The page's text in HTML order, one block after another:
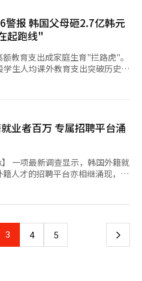
鲜将积极吸引外国游客，以配合
游区，这是朝鲜花费十多年精心
度高考复读生人数将达到
高考复读生人数（18.1893万
1996学年度达到31.3828万人，
学年度，复读生人数一直维持
达到19.8025万人，人数最多。若
，这将是自2001学年度的
根据2025学年度202所四年制
落榜生人数为1.1763万人，同比
、牙科、韩医、药学等医学领域
，在近期
择顶尖大学。即使已经进入大
考等方式再次进入顶尖大学。虽
能排除，但2026学年度医学院
国高三学生们在
韩联社】
警报 韩国父母砸2.7亿韩元
起跑线"
教育支出成家庭生育"拦路虎"。
生人均课外教育支出突破历史峰
2日发布《中
在学龄人口从690万人减少至
育市场规模却逆向扩张：人均月
跃升至55万韩元，教育开支占四
每月74万韩元。江南区大峙洞等
万韩元，若完成K12阶段教
学课外教育支出被称为让父母
教授金泰勋
1%，总和生育率即下降0.192至
的增加来解释。课外教育支出每
比例减少0.303至0.451%，生育
业者百万 专属招聘平台涌
就
人才的招聘平台亦相继涌现，为
外籍求职者与招聘企业，通过
面则可根据自身需求，筛选合适
3 4 5 下